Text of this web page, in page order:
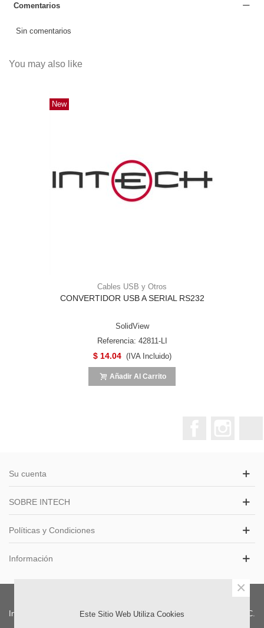
Comentarios
Sin comentarios
You may also like
New
Cables USB y Otros
CONVERTIDOR USB A SERIAL RS232
SolidView
Referencia: 42811-LI
$ 14.04 (IVA Incluido)
Añadir Al Carrito
Su cuenta
SOBRE INTECH
Políticas y Condiciones
Información
Intech S.A.S. Distribuidor Colombia. | Oficinas Exhibición y Ventas: CC.
Este Sitio Web Utiliza Cookies
×